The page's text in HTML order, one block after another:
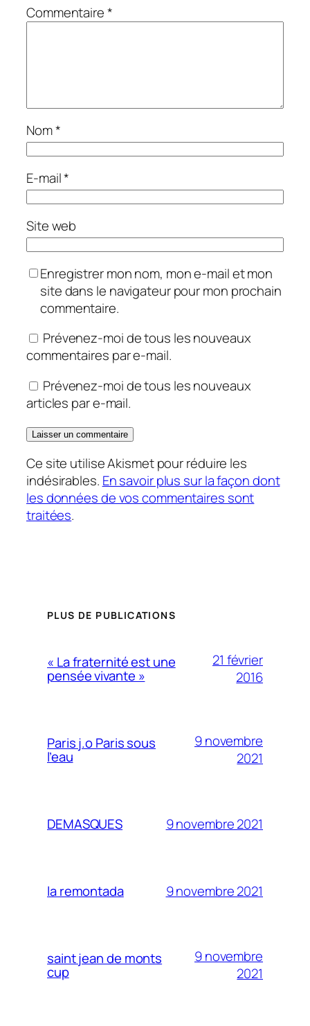
Commentaire*
Nom*
E-mail*
Site web
Enregistrer mon nom, mon e-mail et mon
site dans le navigateur pour mon prochain
commentaire.
Prévenez-moi de tous les nouveaux
commentaires par e-mail.
Prévenez-moi de tous les nouveaux
articles par e-mail.
Ce site utilise Akismet pour réduire les
indésirables. En savoir plus sur la façon dont
les données de vos commentaires sont
traitées.
PLUS DE PUBLICATIONS
« La fraternité est une
pensée vivante »
21 février
2016
Paris j.o Paris sous
l’eau
9 novembre
2021
DEMASQUES 9 novembre 2021
la remontada 9 novembre 2021
saint jean de monts
cup
9 novembre
2021